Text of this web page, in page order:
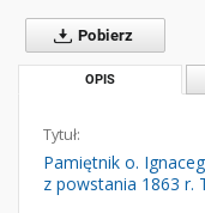
Pobierz
OPIS
Tytuł:
Pamiętnik o.
z powstania 1863 r.